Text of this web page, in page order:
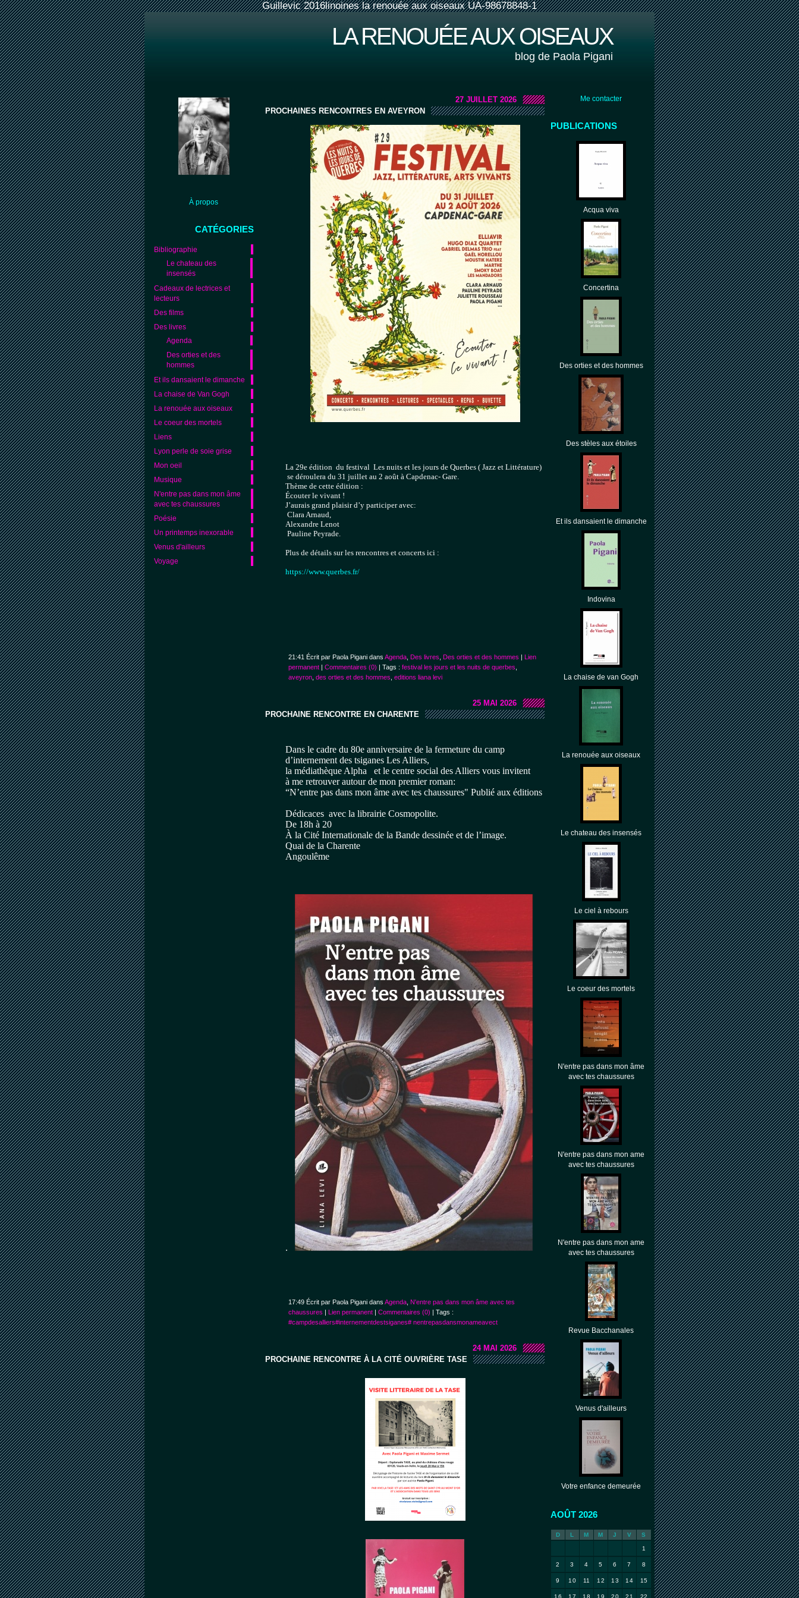
Guillevic 2016linoines la renouée aux oiseaux UA-98678848-1
LA RENOUÉE AUX OISEAUX
blog de Paola Pigani
À propos
CATÉGORIES
Bibliographie
Le chateau des
insensés
Cadeaux de lectrices et
lecteurs
Des films
Des livres
Agenda
Des orties et des
hommes
Et ils dansaient le dimanche
La chaise de Van Gogh
La renouée aux oiseaux
Le coeur des mortels
Liens
Lyon perle de soie grise
Mon oeil
Musique
N'entre pas dans mon âme
avec tes chaussures
Poésie
Un printemps inexorable
Venus d'ailleurs
Voyage
Me contacter
PUBLICATIONS
Acqua viva
Concertina
Des orties et des hommes
Des stèles aux étoiles
Et ils dansaient le dimanche
Indovina
La chaise de van Gogh
La renouée aux oiseaux
Le chateau des insensés
Le ciel à rebours
Le coeur des mortels
N'entre pas dans mon âme
avec tes chaussures
N'entre pas dans mon ame
avec tes chaussures
N'entre pas dans mon ame
avec tes chaussures
Revue Bacchanales
Venus d'ailleurs
Votre enfance demeurée
AOÛT 2026
D L M M J V S
1
2 3 4 5 6 7 8
9 10 11 12 13 14 15
16 17 18 19 20 21 22
27 JUILLET 2026
PROCHAINES RENCONTRES EN AVEYRON
La 29e édition  du festival  Les nuits et les jours de Querbes ( Jazz et Littérature)
se déroulera du 31 juillet au 2 août à Capdenac- Gare.
Thème de cette édition :
Écouter le vivant !
J’aurais grand plaisir d’y participer avec:
Clara Arnaud,
Alexandre Lenot
Pauline Peyrade.
Plus de détails sur les rencontres et concerts ici :
https://www.querbes.fr/
21:41 Écrit par Paola Pigani dans Agenda Des livres Des orties et des hommes | Lien
permanent | Commentaires (0) | Tags : festival les jours et les nuits de querbes
aveyron des orties et des hommes editions liana levi
25 MAI 2026
PROCHAINE RENCONTRE EN CHARENTE
Dans le cadre du 80e anniversaire de la fermeture du camp
d’internement des tsiganes Les Alliers,
la médiathèque Alpha   et le centre social des Alliers vous invitent
à me retrouver autour de mon premier roman:
“N’entre pas dans mon âme avec tes chaussures" Publié aux éditions Liana Levi  .
Dédicaces  avec la librairie Cosmopolite.
De 18h à 20
À la Cité Internationale de la Bande dessinée et de l’image.
Quai de la Charente
Angoulême
.
17:49 Écrit par Paola Pigani dans Agenda N'entre pas dans mon âme avec tes
chaussures | Lien permanent | Commentaires (0) | Tags :
#campdesalliers#internementdestsiganes# nentrepasdansmonameavect
24 MAI 2026
PROCHAINE RENCONTRE À LA CITÉ OUVRIÈRE TASE